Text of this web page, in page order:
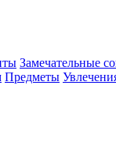
Замечательные
Предметы